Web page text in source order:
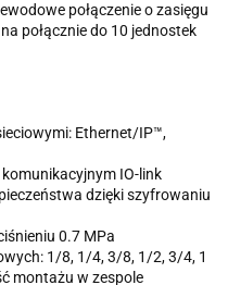
połączenie o zasięgu
połącznie do 10 jednostek
Ethernet/IP™,
IO-link
dzięki szyfrowaniu
0.7 MPa
1/8, 1/4, 3/8, 1/2, 3/4, 1
montażu w zespole